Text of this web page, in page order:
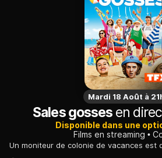
Mardi 18 Août à
Sales gosses en
Disponible dans une
Films en streaming